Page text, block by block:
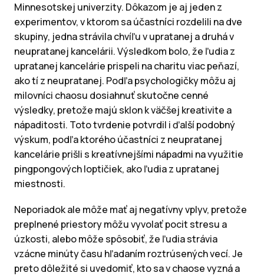
Minnesotskej univerzity. Dôkazom je aj jeden z
experimentov, v ktorom sa účastníci rozdelili na dve
skupiny, jedna strávila chvíľu v upratanej a druhá v
neupratanej kancelárii. Výsledkom bolo, že ľudia z
upratanej kancelárie prispeli na charitu viac peňazí,
ako tí z neupratanej. Podľa psychologičky môžu aj
milovníci chaosu dosiahnuť skutočne cenné
výsledky, pretože majú sklon k väčšej kreativite a
nápaditosti. Toto tvrdenie potvrdil i ďalší podobný
výskum, podľa ktorého účastníci z neupratanej
kancelárie prišli s kreatívnejšími nápadmi na využitie
pingpongových loptičiek, ako ľudia z upratanej
miestnosti.
Neporiadok ale môže mať aj negatívny vplyv, pretože
preplnené priestory môžu vyvolať pocit stresu a
úzkosti, alebo môže spôsobiť, že ľudia strávia
vzácne minúty času hľadaním roztrúsených vecí. Je
preto dôležité si uvedomiť, kto sa v chaose vyzná a